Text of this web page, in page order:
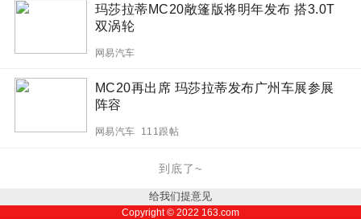
玛莎拉蒂MC20敞篷版将明年发布 搭3.0T
双涡轮
网易汽车
MC20再出席 玛莎拉蒂发布广州车展参展
阵容
网易汽车 111跟帖
到底了~
给我们提意见
Copyright © 2022 163.com